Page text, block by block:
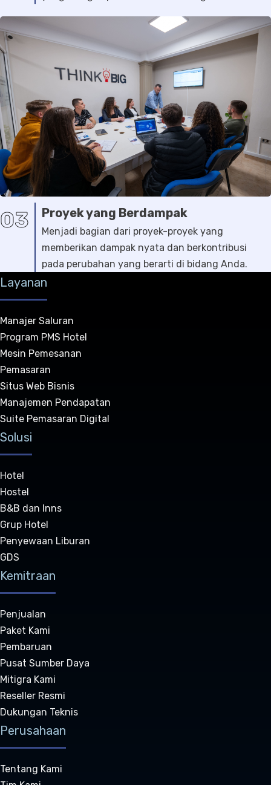
03 Proyek yang Berdampak
Menjadi bagian dari proyek-proyek yang
memberikan dampak nyata dan berkontribusi
pada perubahan yang berarti di bidang Anda.
Layanan
Manajer Saluran
Program PMS Hotel
Mesin Pemesanan
Pemasaran
Situs Web Bisnis
Manajemen Pendapatan
Suite Pemasaran Digital
Solusi
Hotel
Hostel
B&B dan Inns
Grup Hotel
Penyewaan Liburan
GDS
Kemitraan
Penjualan
Paket Kami
Pembaruan
Pusat Sumber Daya
Mitigra Kami
Reseller Resmi
Dukungan Teknis
Perusahaan
Tentang Kami